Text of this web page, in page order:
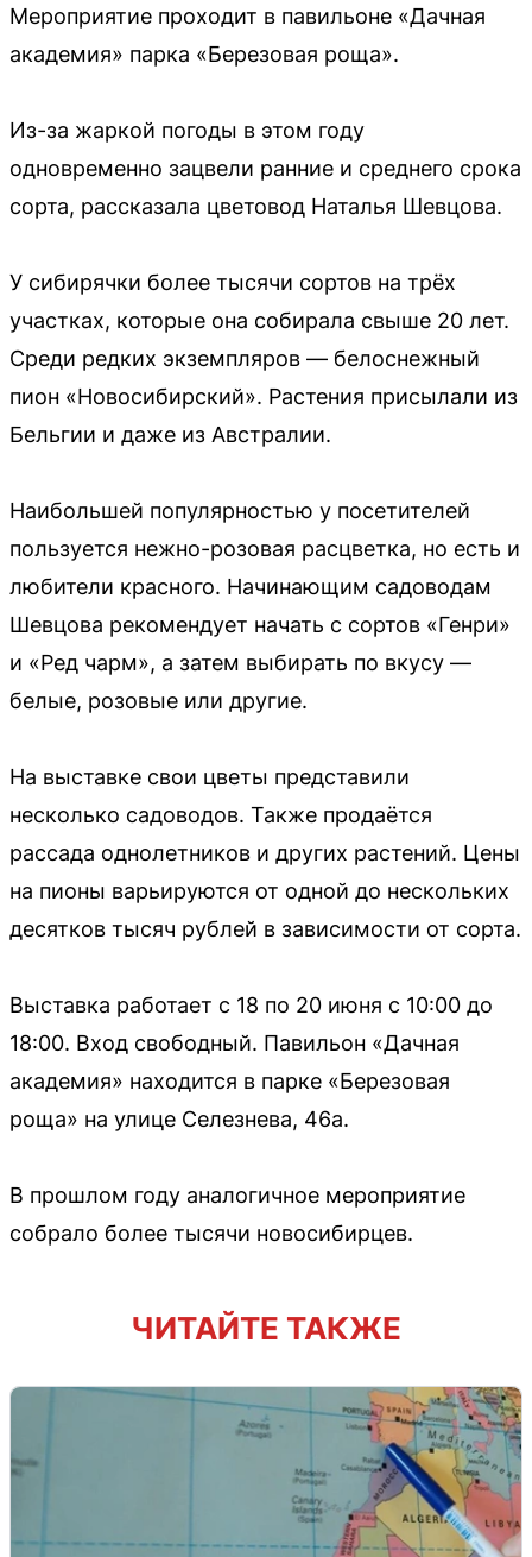
Мероприятие проходит в павильоне «Дачная
академия» парка «Березовая роща».
Из-за жаркой погоды в этом году
одновременно зацвели ранние и среднего срока
сорта, рассказала цветовод Наталья Шевцова.
У сибирячки более тысячи сортов на трёх
участках, которые она собирала свыше 20 лет.
Среди редких экземпляров — белоснежный
пион «Новосибирский». Растения присылали из
Бельгии и даже из Австралии.
Наибольшей популярностью у посетителей
пользуется нежно-розовая расцветка, но есть и
любители красного. Начинающим садоводам
Шевцова рекомендует начать с сортов «Генри»
и «Ред чарм», а затем выбирать по вкусу —
белые, розовые или другие.
На выставке свои цветы представили
несколько садоводов. Также продаётся
рассада однолетников и других растений. Цены
на пионы варьируются от одной до нескольких
десятков тысяч рублей в зависимости от сорта.
Выставка работает с 18 по 20 июня с 10:00 до
18:00. Вход свободный. Павильон «Дачная
академия» находится в парке «Березовая
роща» на улице Селезнева, 46а.
В прошлом году аналогичное мероприятие
собрало более тысячи новосибирцев.
ЧИТАЙТЕ ТАКЖЕ